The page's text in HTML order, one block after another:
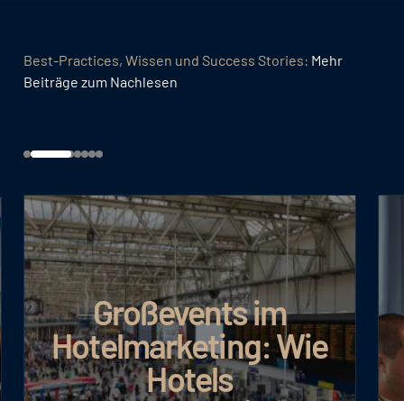
Best-Practices, Wissen und Success Stories: Mehr
Beiträge zum Nachlesen
im
Wie
Google AI
Umsatz